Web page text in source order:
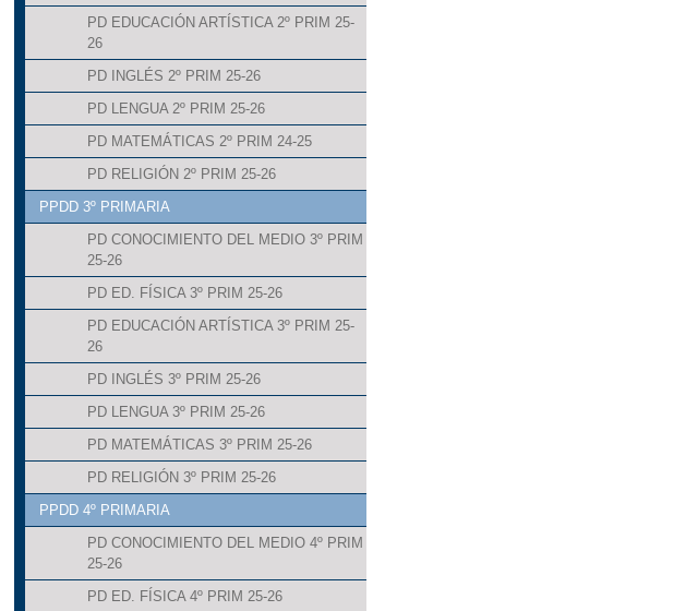
PD EDUCACIÓN ARTÍSTICA 2º PRIM 25-
26
PD INGLÉS 2º PRIM 25-26
PD LENGUA 2º PRIM 25-26
PD MATEMÁTICAS 2º PRIM 24-25
PD RELIGIÓN 2º PRIM 25-26
PPDD 3º PRIMARIA
PD CONOCIMIENTO DEL MEDIO 3º PRIM
25-26
PD ED. FÍSICA 3º PRIM 25-26
PD EDUCACIÓN ARTÍSTICA 3º PRIM 25-
26
PD INGLÉS 3º PRIM 25-26
PD LENGUA 3º PRIM 25-26
PD MATEMÁTICAS 3º PRIM 25-26
PD RELIGIÓN 3º PRIM 25-26
PPDD 4º PRIMARIA
PD CONOCIMIENTO DEL MEDIO 4º PRIM
25-26
PD ED. FÍSICA 4º PRIM 25-26